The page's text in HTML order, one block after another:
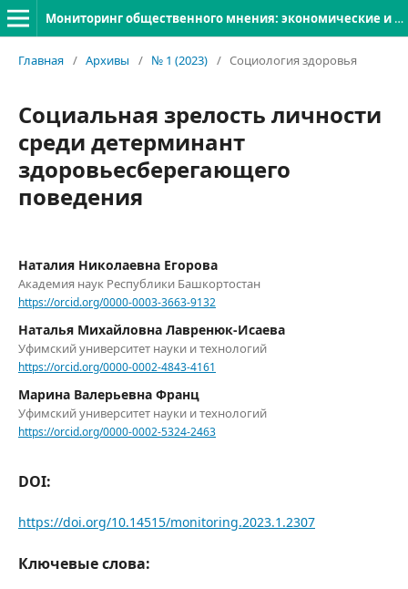
Мониторинг общественного мнения: экономические и социальные перемены
Главная / Архивы / № 1 (2023) / Социология здоровья
Социальная зрелость личности
среди детерминант
здоровьесберегающего
поведения
Наталия Николаевна Егорова
Академия наук Республики Башкортостан
https://orcid.org/0000-0003-3663-9132
Наталья Михайловна Лавренюк-Исаева
Уфимский университет науки и технологий
https://orcid.org/0000-0002-4843-4161
Марина Валерьевна Франц
Уфимский университет науки и технологий
https://orcid.org/0000-0002-5324-2463
DOI:
https://doi.org/10.14515/monitoring.2023.1.2307
Ключевые слова: